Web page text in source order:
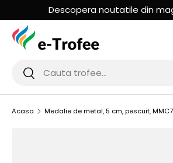
MERGI LA CONTINUT
Descopera noutatile din
Cauta
Cauta
Acasa Medalie de metal, 5 cm, pescuit,